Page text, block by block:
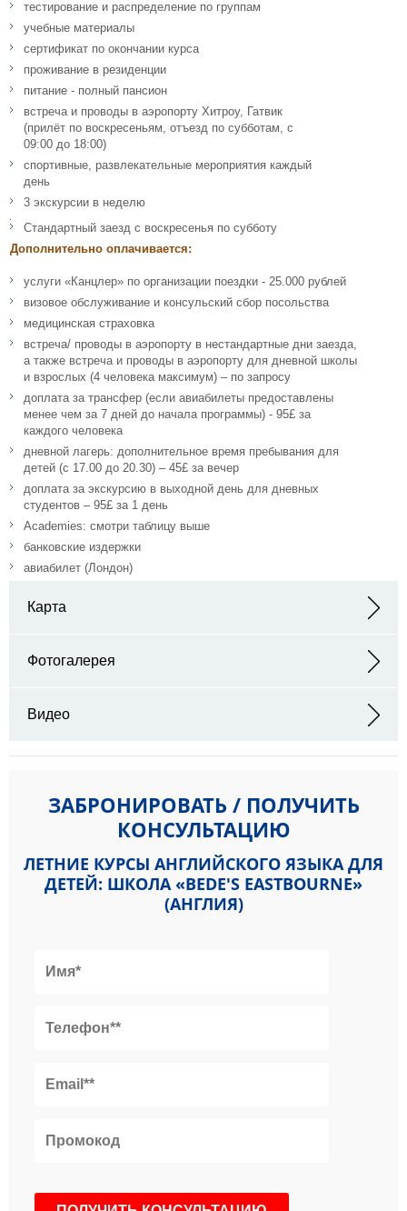
тестирование и распределение по группам
учебные материалы
сертификат по окончании курса
проживание в резиденции
питание - полный пансион
встреча и проводы в аэропорту Хитроу, Гатвик
(прилёт по воскресеньям, отъезд по субботам, с
09:00 до 18:00)
спортивные, развлекательные мероприятия каждый
день
3 экскурсии в неделю
Стандартный заезд с воскресенья по cубботу
Дополнительно оплачивается:
услуги «Канцлер» по организации поездки - 25.000 рублей
визовое обслуживание и консульский сбор посольства
медицинская страховка
встреча/ проводы в аэропорту в нестандартные дни заезда,
а также встреча и проводы в аэропорту для дневной школы
и взрослых (4 человека максимум) – по запросу
доплата за трансфер (если авиабилеты предоставлены
менее чем за 7 дней до начала программы) - 95£ за
каждого человека
дневной лагерь: дополнительное время пребывания для
детей (с 17.00 до 20.30) – 45£ за вечер
доплата за экскурсию в выходной день для дневных
студентов – 95£ за 1 день
Academies: смотри таблицу выше
банковские издержки
авиабилет (Лондон)
Карта
Фотогалерея
Видео
ЗАБРОНИРОВАТЬ / ПОЛУЧИТЬ
КОНСУЛЬТАЦИЮ
ЛЕТНИЕ КУРСЫ АНГЛИЙСКОГО ЯЗЫКА ДЛЯ
ДЕТЕЙ: ШКОЛА «BEDE'S EASTBOURNE»
(АНГЛИЯ)